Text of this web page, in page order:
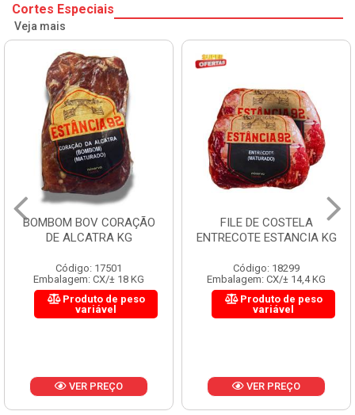
Cortes Especiais
Veja mais
BOMBOM BOV CORAÇÃO
DE ALCATRA KG
Código: 17501
Embalagem: CX/± 18 KG
Produto de peso
variável
VER PREÇO
FILE DE COSTELA
ENTRECOTE ESTANCIA KG
Código: 18299
Embalagem: CX/± 14,4 KG
Produto de peso
variável
VER PREÇO